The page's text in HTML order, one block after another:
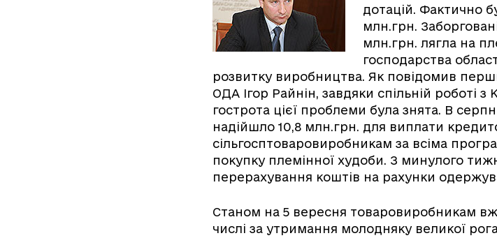
дотацій. Фактично
млн.грн.
млн.грн. лягла на
господарства
розвитку виробництва. Як повідомив
ОДА Ігор Райнін, завдяки спільній роботі з
гострота цієї проблеми була знята. В
надійшло 10,8 млн.грн. для виплати
сільгосптоваровиробникам за всіма
покупку племінної худоби. З минулого
перерахування коштів на рахунки
Станом на 5 вересня товаровиробникам
числі за утримання молодняку великої